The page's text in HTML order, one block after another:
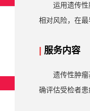
运用遗传
相对风险，在
| 服务内容
遗传性肿
确评估受检者患